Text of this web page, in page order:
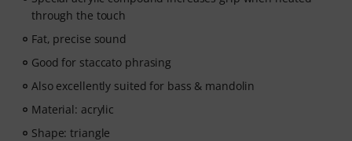
through the touch
Fat, precise sound
Good for staccato phrasing
Also excellently suited for bass & mandolin
Material: acrylic
Shape: triangle